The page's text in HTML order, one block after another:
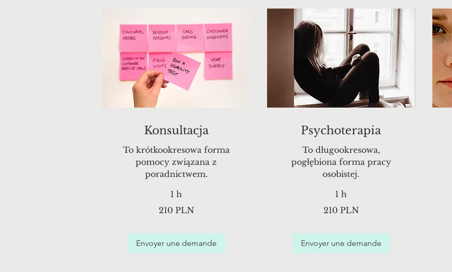
Konsultacja
To krótkookresowa forma
pomocy związana z
poradnictwem.
1 h
210 PLN
Envoyer une demande
Psychoterapia
To długookresowa,
pogłębiona forma pracy
osobistej.
1 h
210 PLN
Envoyer une demande